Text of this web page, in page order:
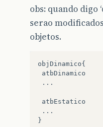
obs: quando digo
serao
objetos.
objDinamico{
atbDinamico
...
atbEstatico
...
}